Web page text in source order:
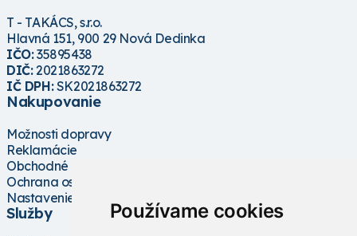
Používame cookies
T - TAKÁCS, s.r.o.
Hlavná 151, 900 29 Nová Dedinka
IČO:35895438
DIČ:2021863272
IČ DPH:SK2021863272
Nakupovanie
Možnosti dopravy
Reklamácie
Obchodné podmienky
Ochrana osobných údajov
Nastavenie cookies
Služby